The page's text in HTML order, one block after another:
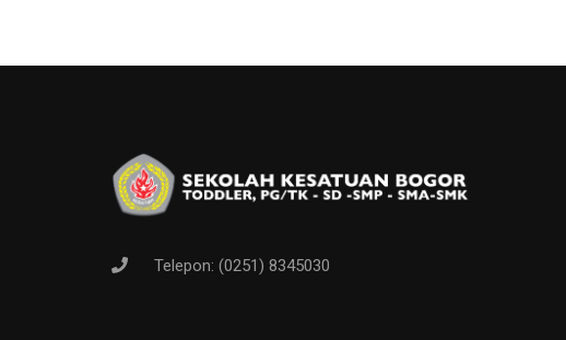
Telepon: (0251) 8345030